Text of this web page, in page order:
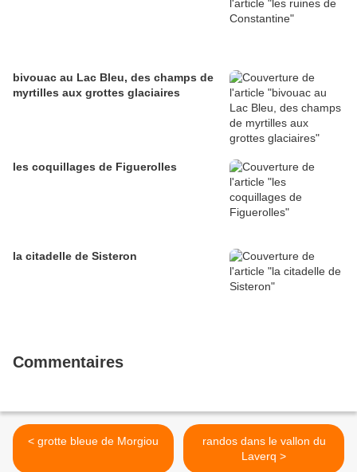
bivouac au Lac Bleu, des champs de
myrtilles aux grottes glaciaires
les coquillages de Figuerolles
la citadelle de Sisteron
Commentaires
< grotte bleue de Morgiou
randos dans le vallon du
Laverq >